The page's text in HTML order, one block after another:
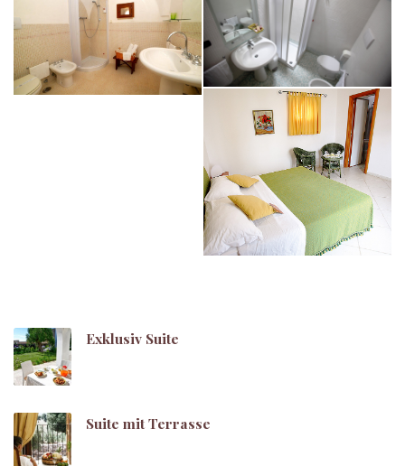
Exklusiv Suite
Suite mit Terrasse